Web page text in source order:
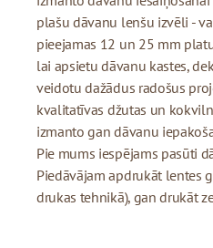
plašu dāvanu lenšu izvēli -
pieejamas 12 un 25 mm
lai apsietu dāvanu kastes,
veidotu dažādus radošus
kvalitatīvas džutas un
izmanto gan dāvanu
Pie mums iespējams pasūti
Piedāvājam apdrukāt lentes
drukas tehnikā), gan drukāt